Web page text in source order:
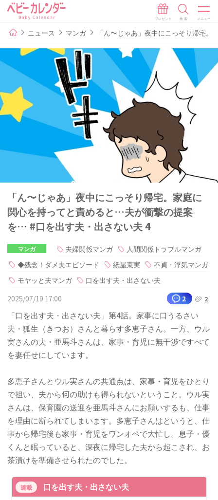
ニュース マンガ 「ん〜じゃあ」夜中にこっそり帰宅
「ん〜じゃあ」夜中にこっそり帰宅。家庭に
関心を持ってと責めると…夫が衝撃の提案
を… #口を出す夫・出さない夫 4
マンガ 夫婦関係マンガ
人間関係トラブルマンガ
◆残念！ダメ夫エピソード
紙屋束実
不貞・浮気マンガ
モヤッと夫マンガ
口を出す夫・出さない夫
2025/07/19 17:00
2 2
「口を出す夫・出さない夫」第4話。家事に口うるさい
夫・狐生（きつお）さんと暮らす多恵子さん。一方、ウル
実さんの夫・亜馬斗さんは、家事・育児に無干渉ですべて
を妻任せにしています。
多恵子さんとウル実さんの共通点は、家事・育児をひとり
で担い、夫から何の助けも得られないということ。ウル実
さんは、保育園の送迎を亜馬斗さんにお願いするも、仕事
を理由に断られてしまいます。多恵子さんはというと、仕
事から帰宅後も家事・育児をワンオペで大忙し。息子・優
くんと眠っていると、深夜に帰宅した夫から起こされ、お
茶漬けを準備させられたのでした。
連載 口を出す夫・出さない夫